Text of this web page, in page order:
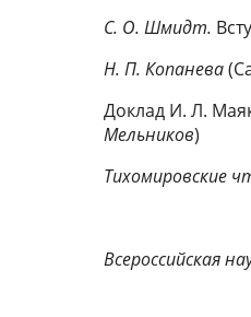
С. О. Шмидт.
Н. П. Копанева
Доклад И. Л.
Мельников)
Тихомировские
Всероссийская